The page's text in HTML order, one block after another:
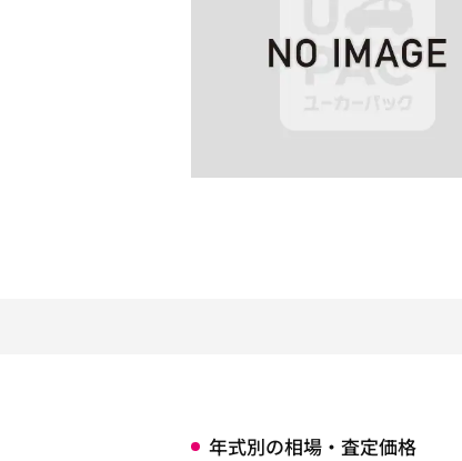
年式別の相場・査定価格